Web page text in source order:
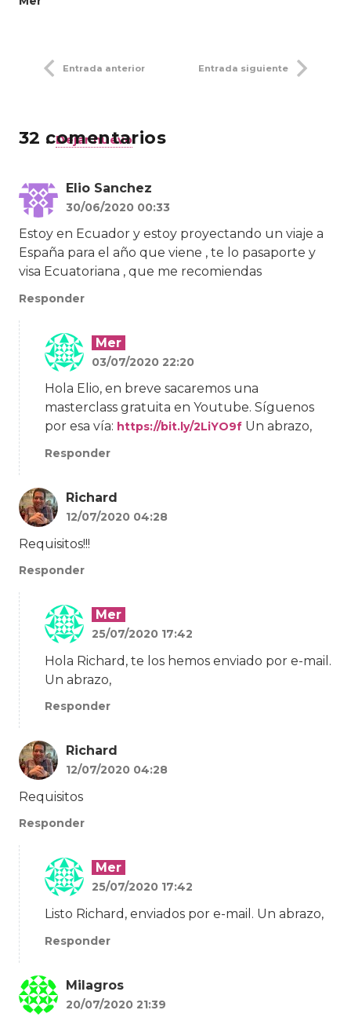
Entrada anterior Entrada siguiente
32 comentarios
. Dejar nuevo
Elio Sanchez
30/06/2020 00:33
Estoy en Ecuador y estoy proyectando un viaje a
España para el año que viene , te lo pasaporte y
visa Ecuatoriana , que me recomiendas
Responder
Mer
03/07/2020 22:20
Hola Elio, en breve sacaremos una
masterclass gratuita en Youtube. Síguenos
por esa vía: https://bit.ly/2LiYO9f Un abrazo,
Responder
Richard
12/07/2020 04:28
Requisitos!!!
Responder
Mer
25/07/2020 17:42
Hola Richard, te los hemos enviado por e-mail.
Un abrazo,
Responder
Richard
12/07/2020 04:28
Requisitos
Responder
Mer
25/07/2020 17:42
Listo Richard, enviados por e-mail. Un abrazo,
Responder
Milagros
20/07/2020 21:39